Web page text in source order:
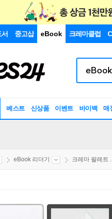
중고샵 eBook 크레마클럽
베스트 신상품 이벤트 바이백 매
eBook 리더기 크레마 팔레트